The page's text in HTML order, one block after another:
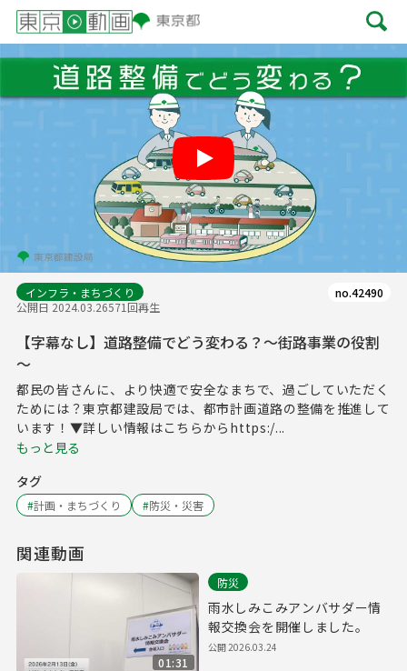
インフラ・まちづくり
公開日 2024.03.26571回再生
no.42490
【字幕なし】道路整備でどう変わる？～街路事業の役割
～
都民の皆さんに、より快適で安全なまちで、過ごしていただく
ためには？東京都建設局では、都市計画道路の整備を推進して
います！▼詳しい情報はこちらからhttps:/...
もっと見る
タグ
#計画・まちづくり #防災・災害
関連動画
01:31
防災
雨水しみこみアンバサダー情
報交換会を開催しました。
公開2026.03.24